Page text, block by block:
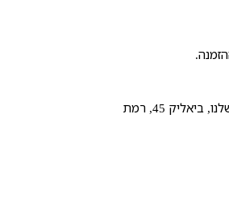
איסוף עצמי: ללא עלות. נקודת החלוקה שלנו היא בסטודיו שלנו, ביאליק 45, רמת